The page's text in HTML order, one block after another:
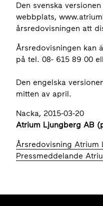
Den svenska
webbplats,
årsredovisningen att
Årsredovisningen kan
på tel. 08- 615 89 00
Den engelska
mitten av april.
Nacka, 2015-03-20
Atrium Ljungberg AB
Årsredovisning Atrium
Pressmeddelande